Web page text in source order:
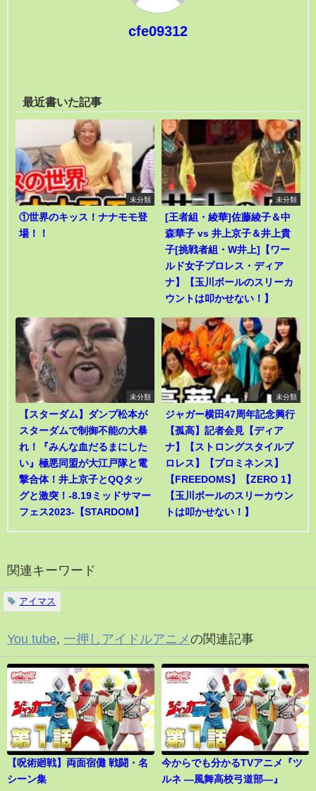
cfe09312
最近書いた記事
未分類
①世界のキッス！ナナモモ登
場！！
未分類
[王者組・綾華]佐藤綾子＆中
森華子 vs 井上京子＆井上貴
子[挑戦者組・W井上]【ワー
ルド女子プロレス・ディア
ナ】【玉川ボールのスリーカ
ウントは叩かせない！】
未分類
【スターダム】ダンプ松本が
スターダムで制御不能の大暴
れ！『みんな血だるまにした
い』極悪同盟が大江戸隊と電
撃合体！井上京子とQQタッ
グと激突！-8.19ミッドサマー
フェス2023-【STARDOM】
未分類
ジャガー横田47周年記念興行
【孤高】記者会見【ディア
ナ】【ストロングスタイルプ
ロレス】【プロミネンス】
【FREEDOMS】【ZERO 1】
【玉川ボールのスリーカウン
トは叩かせない！】
関連キーワード
アイマス
You tube, 一押しアイドルアニメの関連記事
【呪術廻戦】両面宿儺 戦闘・名
シーン集
今からでも分かるTVアニメ『ツ
ルネ ―風舞高校弓道部―』